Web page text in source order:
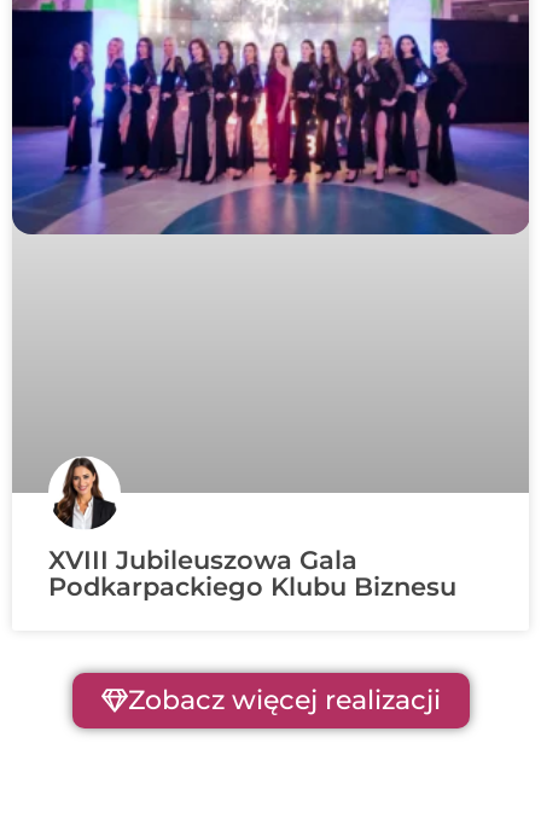
XVIII Jubileuszowa Gala
Podkarpackiego Klubu Biznesu
Zobacz więcej realizacji